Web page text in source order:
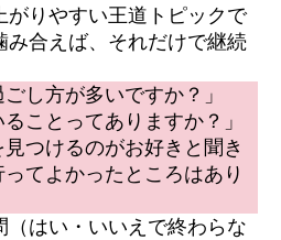
がりやすい王道トピックで
み合えば、それだけで継続
ごし方が多いですか？」
ることってありますか？」
見つけるのがお好きと聞き
てよかったところはあり
（はい・いいえで終わらな